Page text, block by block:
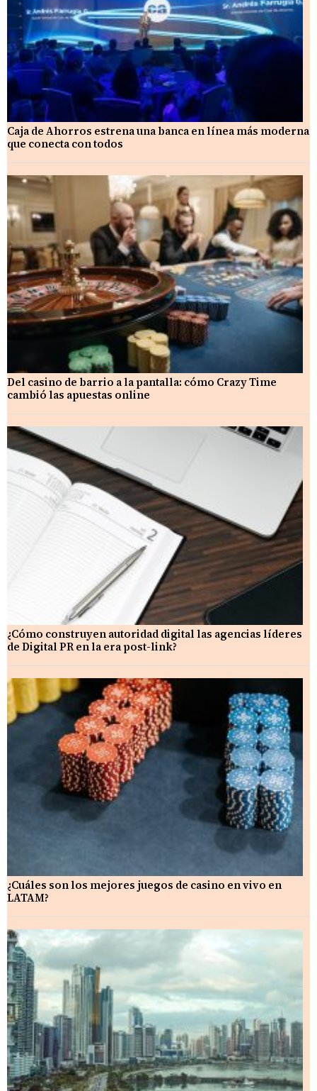
Caja de Ahorros estrena una banca en línea más moderna
que conecta con todos
Del casino de barrio a la pantalla: cómo Crazy Time
cambió las apuestas online
¿Cómo construyen autoridad digital las agencias líderes
de Digital PR en la era post-link?
¿Cuáles son los mejores juegos de casino en vivo en
LATAM?